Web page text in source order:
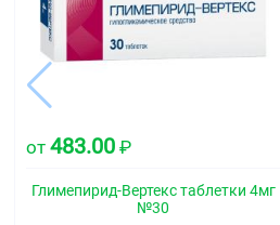
от 483.00 ₽
Глимепирид-Вертекс таблетки 4мг
№30